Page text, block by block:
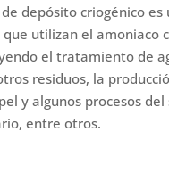
depósito criogénico es
utilizan el amoniaco
el tratamiento de
residuos, la
y algunos procesos del
entre otros.